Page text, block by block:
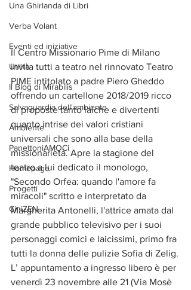
Una Ghirlanda di Libri
Verba Volant
Eventi ed iniziative
Utilità
Il Blog di Mirabilis
Salvaguardia dell'ambiente
Ambiente
PanettoniAMOCi
Homepage
Progetti
CiniZEN
Il Centro Missionario Pime di Milano
invita tutti a teatro nel rinnovato Teatro
PIME intitolato a padre Piero Gheddo
offrendo un cartellone 2018/2019 ricco
di proposte tanto laiche e divertenti
quanto intrise dei valori cristiani
universali che sono alla base della
missionarietà. Apre la stagione del
teatro a lui dedicato il monologo,
"Secondo Orfea: quando l'amore fa
miracoli" scritto e interpretato da
Margherita Antonelli, l'attrice amata dal
grande pubblico televisivo per i suoi
personaggi comici e laicissimi, primo fra
tutti la donna delle pulizie Sofia di Zelig.
L’ appuntamento a ingresso libero è per
venerdì 23 novembre alle 21 (Via Mosè